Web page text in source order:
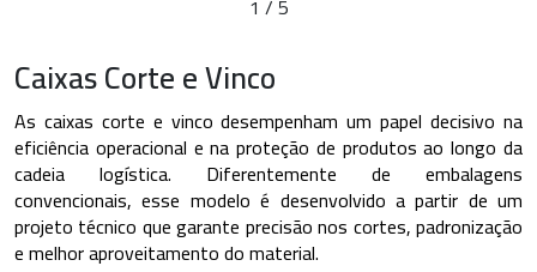
1 /5
Caixas Corte e Vinco
As caixas corte e vinco desempenham um papel decisivo na
eficiência operacional e na proteção de produtos ao longo da
cadeia logística. Diferentemente de embalagens
convencionais, esse modelo é desenvolvido a partir de um
projeto técnico que garante precisão nos cortes, padronização
e melhor aproveitamento do material.